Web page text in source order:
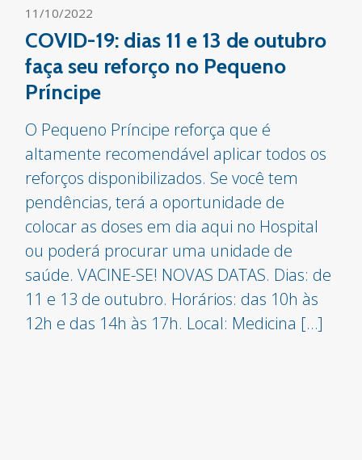
11/10/2022
COVID-19: dias 11 e 13 de outubro
faça seu reforço no Pequeno
Príncipe
O Pequeno Príncipe reforça que é
altamente recomendável aplicar todos os
reforços disponibilizados. Se você tem
pendências, terá a oportunidade de
colocar as doses em dia aqui no Hospital
ou poderá procurar uma unidade de
saúde. VACINE-SE! NOVAS DATAS. Dias: de
11 e 13 de outubro. Horários: das 10h às
12h e das 14h às 17h. Local: Medicina […]